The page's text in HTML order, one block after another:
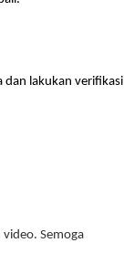
dan lakukan
Semoga